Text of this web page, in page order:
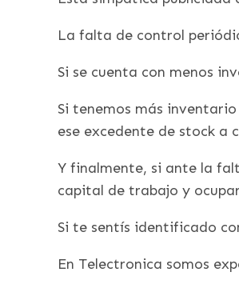
La falta de control
Si se cuenta con menos
Si tenemos más
ese excedente de stock a
Y finalmente, si ante la
capital de trabajo y
Si te sentís identificado
En Telectronica somos